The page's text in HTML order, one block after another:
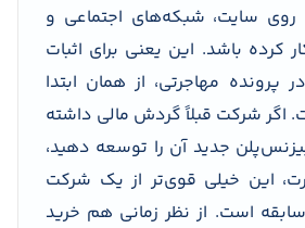
سایت، شبکه‌های اجتماعی و
کرده باشد. این یعنی برای اثبات
پرونده مهاجرتی، از همان ابتدا
اگر شرکت قبلاً گردش مالی داشته
جدید آن را توسعه دهید،
این خیلی قوی‌تر از یک شرکت
سابقه است. از نظر زمانی هم خرید